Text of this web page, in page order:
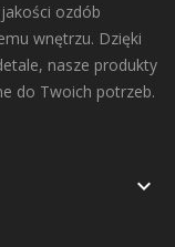
ozdób
wnętrzu. Dzięki
nasze produkty
do Twoich potrzeb.
